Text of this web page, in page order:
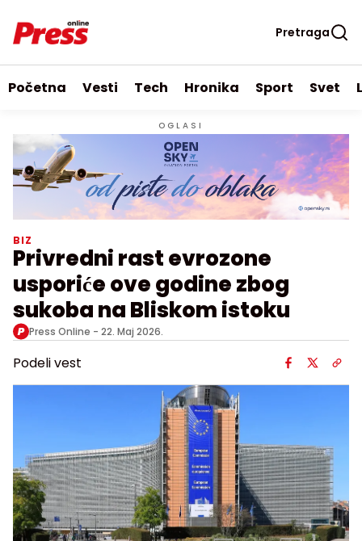
Pretraga
Početna Vesti Tech Hronika Sport Svet
OGLASI
BIZ
Privredni rast evrozone
usporiće ove godine zbog
sukoba na Bliskom istoku
Press Online - 22. Maj 2026.
Podeli vest